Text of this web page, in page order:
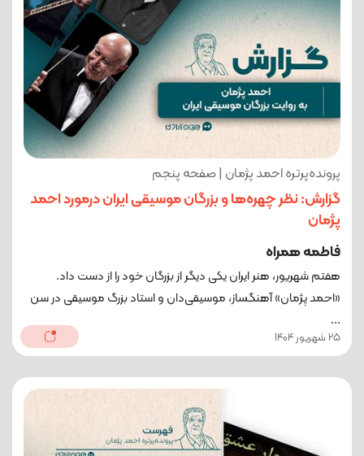
پرونده‌پرتره احمد پژمان | صفحه پنجم
گزارش: نظر چهره‌ها و بزرگان موسیقی ایران درمورد احمد
پژمان
فاطمه همراه
هفتم شهریور، هنر ایران یکی دیگر از بزرگان خود را از دست داد.
«احمد پژمان» آهنگساز، موسیقی‌دان و استاد بزرگ موسیقی در سن
...
25 شهریور 1404